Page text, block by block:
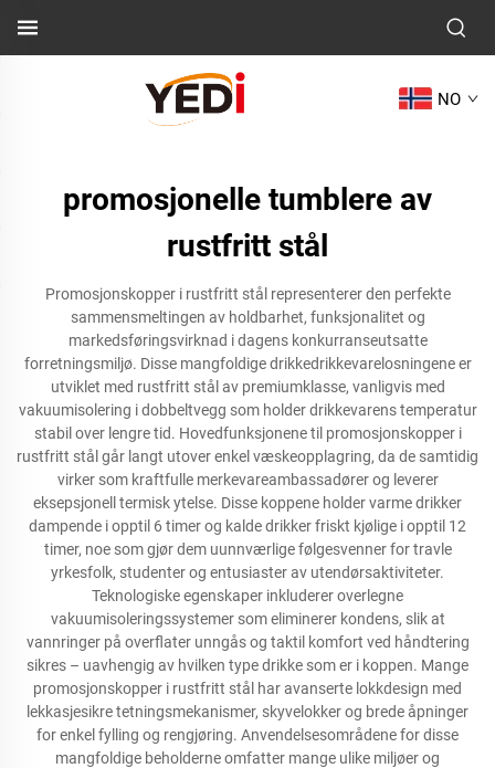
NO
promosjonelle tumblere av
rustfritt stål
Promosjonskopper i rustfritt stål representerer den perfekte
sammensmeltingen av holdbarhet, funksjonalitet og
markedsføringsvirknad i dagens konkurranseutsatte
forretningsmiljø. Disse mangfoldige drikkedrikkevarelosningene er
utviklet med rustfritt stål av premiumklasse, vanligvis med
vakuumisolering i dobbeltvegg som holder drikkevarens temperatur
stabil over lengre tid. Hovedfunksjonene til promosjonskopper i
rustfritt stål går langt utover enkel væskeopplagring, da de samtidig
virker som kraftfulle merkevareambassadører og leverer
eksepsjonell termisk ytelse. Disse koppene holder varme drikker
dampende i opptil 6 timer og kalde drikker friskt kjølige i opptil 12
timer, noe som gjør dem uunnværlige følgesvenner for travle
yrkesfolk, studenter og entusiaster av utendørsaktiviteter.
Teknologiske egenskaper inkluderer overlegne
vakuumisoleringssystemer som eliminerer kondens, slik at
vannringer på overflater unngås og taktil komfort ved håndtering
sikres – uavhengig av hvilken type drikke som er i koppen. Mange
promosjonskopper i rustfritt stål har avanserte lokkdesign med
lekkasjesikre tetningsmekanismer, skyvelokker og brede åpninger
for enkel fylling og rengjøring. Anvendelsesområdene for disse
mangfoldige beholderne omfatter mange ulike miljøer og